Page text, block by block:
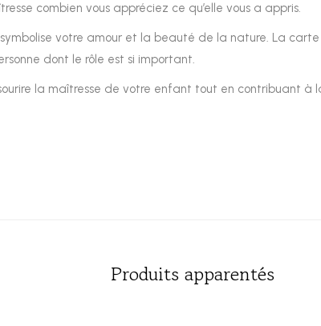
combien vous appréciez ce qu’elle vous a appris.
votre amour et la beauté de la nature. La
dont le rôle est si important.
la maîtresse de votre enfant tout en contribuant à
Produits apparentés